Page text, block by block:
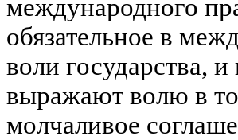
международного
обязательное в
воли государства, и
выражают волю в
молчаливое